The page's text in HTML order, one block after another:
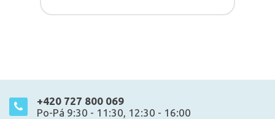
+420 727 800 069
Po-Pá 9:30 - 11:30, 12:30 - 16:00